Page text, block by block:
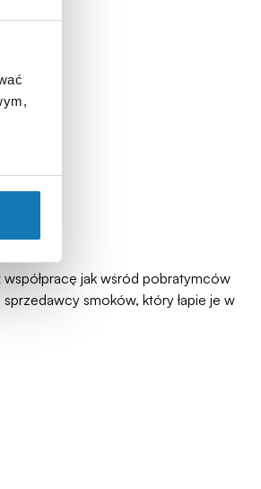
jak wśród pobratymców
smoków, który łapie je w